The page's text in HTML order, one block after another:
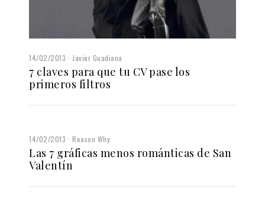
14/02/2013 Javier Guadiana
7 claves para que tu CV pase los
primeros filtros
14/02/2013 Reason Why
Las 7 gráficas menos románticas de San
Valentín